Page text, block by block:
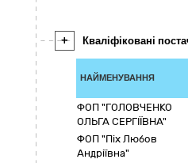
+ Кваліфіковані
НАЙМЕНУВАННЯ
ФОП "ГОЛОВЧЕНКО
ОЛЬГА СЕРГІЇВНА"
ФОП "Піх Любов
Андріївна"